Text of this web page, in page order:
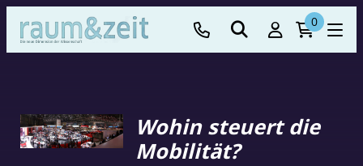
0
Wohin steuert die
Mobilität?